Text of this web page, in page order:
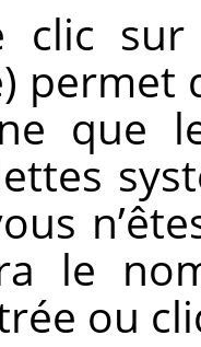
clic
permet
que
le
ou